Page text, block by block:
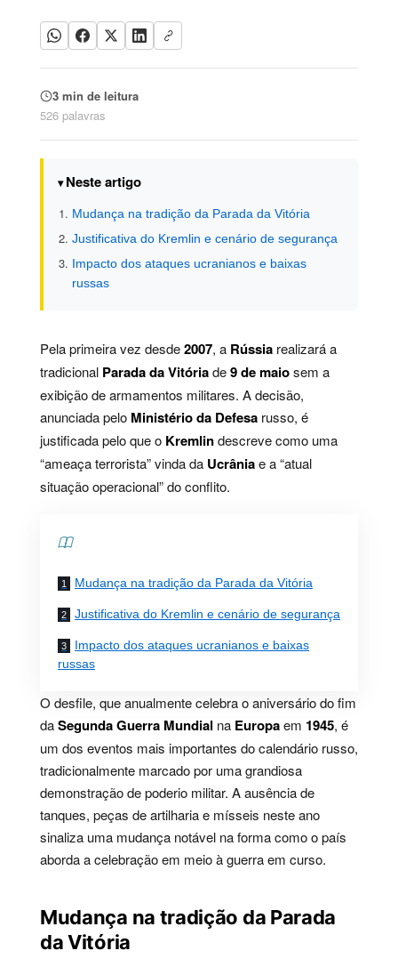
3 min de leitura
526 palavras
Neste artigo
Mudança na tradição da Parada da Vitória
Justificativa do Kremlin e cenário de segurança
Impacto dos ataques ucranianos e baixas
russas
Pela primeira vez desde2007, a Rússia realizará a
tradicional Parada da Vitóriade9 de maiosem a
exibição de armamentos militares. A decisão,
anunciada pelo Ministério da Defesa russo, é
justificada pelo que o Kremlindescreve como uma
“ameaça terrorista” vinda da Ucrâniae a “atual
situação operacional” do conflito.
Mudança na tradição da Parada da Vitória
Justificativa do Kremlin e cenário de segurança
Impacto dos ataques ucranianos e baixas
russas
O desfile, que anualmente celebra o aniversário do fim
daSegunda Guerra Mundial na Europaem 1945, é
um dos eventos mais importantes do calendário russo,
tradicionalmente marcado por uma grandiosa
demonstração de poderio militar. A ausência de
tanques, peças de artilharia e mísseis neste ano
sinaliza uma mudança notável na forma como o país
aborda a celebração em meio à guerra em curso.
Mudança na tradição da Parada
da Vitória